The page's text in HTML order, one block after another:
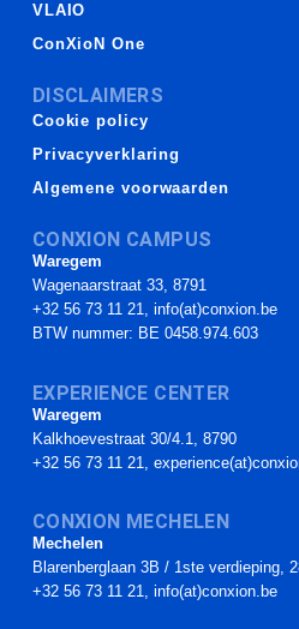
VLAIO
ConXioN One
DISCLAIMERS
Cookie policy
Privacyverklaring
Algemene voorwaarden
CONXION CAMPUS
Waregem
Wagenaarstraat 33, 8791
+32 56 73 11 21, info(at)conxion.be
BTW nummer: BE 0458.974.603
EXPERIENCE CENTER
Waregem
Kalkhoevestraat 30/4.1, 8790
+32 56 73 11 21,
CONXION MECHELEN
Mechelen
Blarenberglaan 3B / 1ste verdieping,
+32 56 73 11 21, info(at)conxion.be